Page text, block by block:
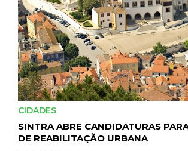
CIDADES
SINTRA ABRE CANDIDATURAS
DE REABILITAÇÃO URBANA